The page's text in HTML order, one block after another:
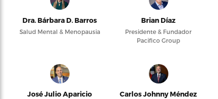
Dra. Bárbara D. Barros
Salud Mental & Menopausia
Brian Díaz
Presidente & Fundador
Pacifico Group
José Julio Aparicio
Carlos Johnny Méndez